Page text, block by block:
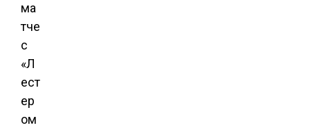
ма
тче
с
«Л
ест
ер
ом